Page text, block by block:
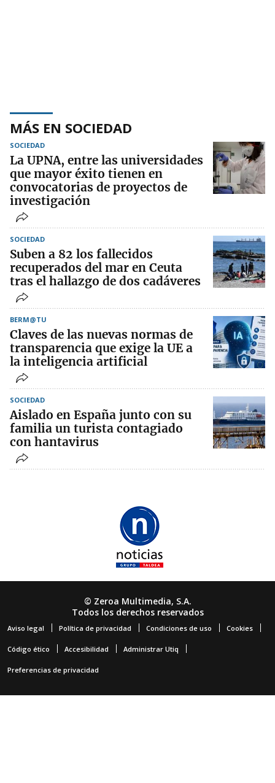
MÁS EN SOCIEDAD
SOCIEDAD
La UPNA, entre las universidades
que mayor éxito tienen en
convocatorias de proyectos de
investigación
SOCIEDAD
Suben a 82 los fallecidos
recuperados del mar en Ceuta
tras el hallazgo de dos cadáveres
BERM@TU
Claves de las nuevas normas de
transparencia que exige la UE a
la inteligencia artificial
SOCIEDAD
Aislado en España junto con su
familia un turista contagiado
con hantavirus
© Zeroa Multimedia, S.A.
Todos los derechos reservados
Aviso legal Política de privacidad Condiciones de uso Cookies
Código ético Accesibilidad Administrar Utiq
Preferencias de privacidad